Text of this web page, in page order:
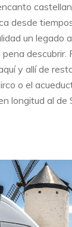
desde
un legado
descubrir.
y allí de
o el
longitud al de